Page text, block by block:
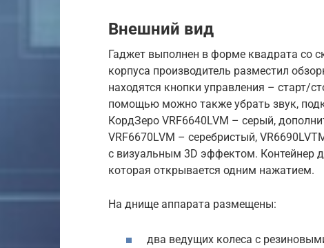
Внешний вид
Гаджет выполнен в форме квадрата со
корпуса производитель разместил
находятся кнопки управления – старт/
помощью можно также убрать звук,
КордЗеро VRF6640LVM – серый,
VRF6670LVM – серебристый,
с визуальным 3D эффектом. Контейнер
которая открывается одним нажатием.
На днище аппарата размещены:
два ведущих колеса с